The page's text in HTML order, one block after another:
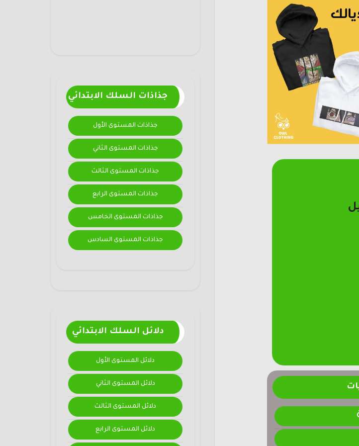
جذاذات السلك الابتدائي
جذاذات المستوى الأول
جذاذات المستوى الثاني
جذاذات المستوى الثالث
جذاذات المستوى الرابع
جذاذات المستوى الخامس
جذاذات المستوى السادس
دلائل السلك الابتدائي
دلائل المستوى الأول
دلائل المستوى الثاني
دلائل المستوى الثالث
دلائل المستوى الرابع